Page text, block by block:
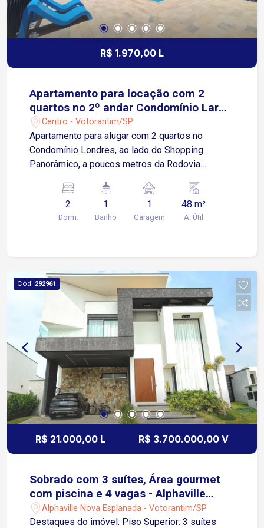
R$ 1.970,00 L
Apartamento para locação com 2
quartos no 2º andar Condomínio Lar
Londres
Centro - Votorantim/SP
Apartamento para alugar com 2 quartos no
Condomínio Londres, ao lado do Shopping
Panorâmico, a poucos metros da Rodovia
total de 48m² 2 quartos Sala de estar Cozinha
Banheiro social Área de serviço 1 vaga de
garagem coberta 2º andar (prédio sem elevador)
de festas Mini Mercadinho Localização: Próximo
à Praça de Eventos de Votorantim, Shopping
Panorâmico, Decathlon, Shopping Iguatemi
Esplanada, SESI, Tauste Supermercado, além de
padarias, farmácias e mais Fácil acesso à
Rodovia Raposo Tavares e à Avenida
Comendador Pereira Inácio. Agende sua visita!
2
Dorm.
1
Banho
1
Garagem
48 m²
A. Útil
Cód. 292961
R$ 21.000,00 L R$ 3.700.000,00 V
Sobrado com 3 suítes, Área gourmet
com piscina e 4 vagas - Alphaville
Nova Esplanada
Alphaville Nova Esplanada - Votorantim/SP
Destaques do imóvel: Piso Superior: 3 suítes